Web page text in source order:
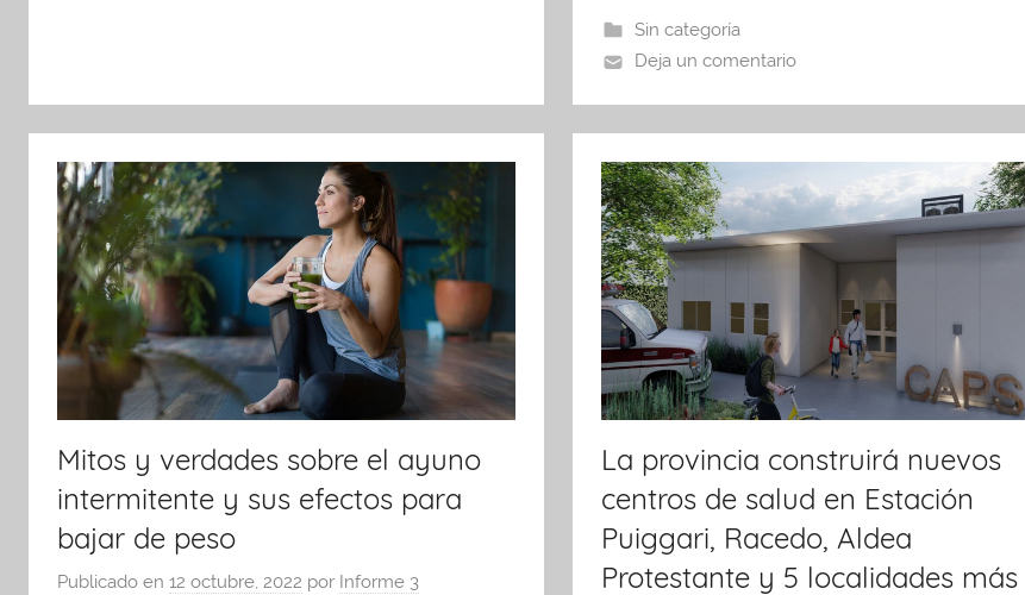
b
o
o
k
A
p
p
tir
Sin categoría
Deja un comentario
Mitos y verdades sobre el ayuno
intermitente y sus efectos para
bajar de peso
Publicado en 12 octubre, 2022 por Informe 3
La provincia construirá nuevos
centros de salud en Estación
Puiggari, Racedo, Aldea
Protestante y 5 localidades más